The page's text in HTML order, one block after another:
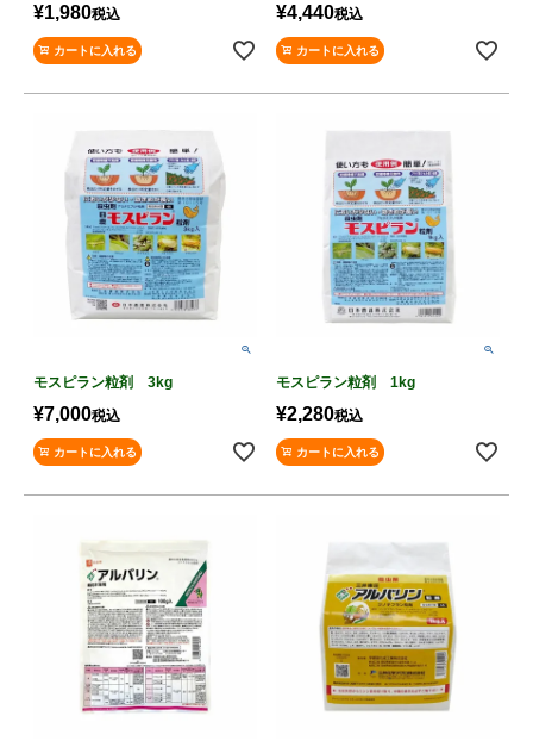
¥1,980税込
カートに入れる
¥4,440税込
カートに入れる
モスピラン粒剤 3kg
¥7,000税込
カートに入れる
モスピラン粒剤 1kg
¥2,280税込
カートに入れる